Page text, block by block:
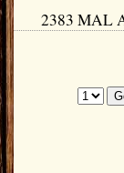
2383 MAL